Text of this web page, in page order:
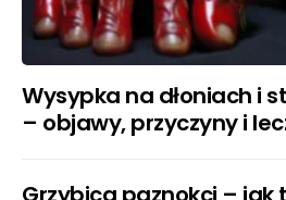
Wysypka na dłoniach i
– objawy, przyczyny i